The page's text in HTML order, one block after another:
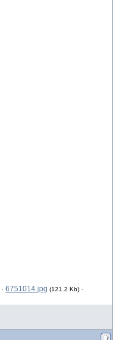
· 6751014.jpg (121.2 Kb) ·